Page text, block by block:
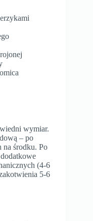
wymiar.
– po
na środku. Po
(4-6
5-6